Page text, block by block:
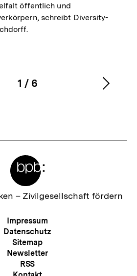
öffentlich und
schreibt Diversity-
Karussellinhalt
1
von
/ 6
– Zivilgesellschaft fördern
Meta-
Navigation
Impressum
Datenschutz
Sitemap
Newsletter
RSS